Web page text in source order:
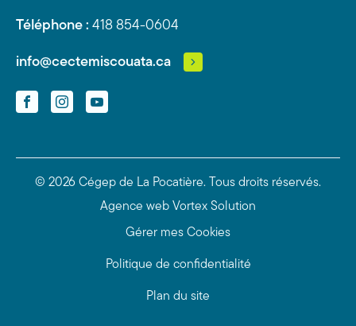
Téléphone : 418 854-0604
info@cectemiscouata.ca
FacebookInstagramYouTube
© 2026 Cégep de La Pocatière.
Tous droits réservés.
Agence web Vortex Solution
Gérer mes Cookies
Politique de confidentialité
Plan du site